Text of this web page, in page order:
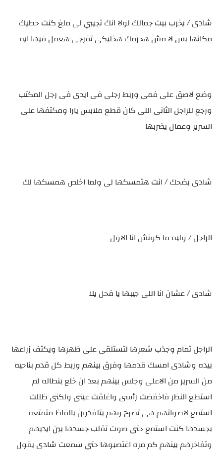
شادى / يخرب بيت جمالك لولا انك تجيبي لى ملغ كنت حطيك
مكانها بس لا مش هحرمك هخليكى تفرجى هعمل فيها ايه
وضع لاصق على فمى وربط رجلى فى ايدى فى رجل المكتب
ورجع للراجل الثانى اللى كان قطع ملابس يارا ومكتفها على
السرير وعمال يضربها
شادى بضحك / انت هتمسكها لى ولما اخلص همسكها لك
الراجل / وليه ما كونش انا الاول
شادى / عشان انا اللى جيبها يا فحل يلا
الراجل تمام وجذب شعرها لتستلقى على ظهرها ويكتف زراعها
بيده وشادى امسك قدمها وفرق بينهم وربط كل قدم بناحيه
من السرير من الاعلى وجلس بينهم بعد ان خلع بنطاله لم
استطع النظر فاخفضت رأسى واغلقت عينى ولكنى ظللت
استمع لاصواتهم هى تصرخ وهم يتلفذون بالفاظ متمتعه
بجسدها كنت استمع حتى صوت تقلب جسدها بين ايديهم
وتفاخرهم بينهم كم مره اغتصبوها حتى سمعت شادى يقول